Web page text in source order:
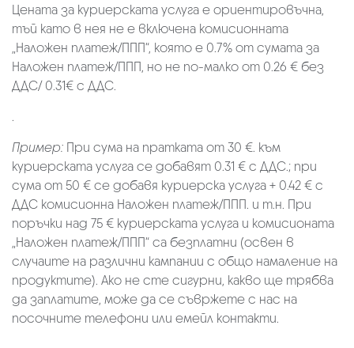
Цената за куриерската услуга е ориентировъчна,
тъй като в нея не е включена комисионната
„Наложен платеж/ППП“, която е 0.7% от сумата за
Наложен платеж/ППП, но не по-малко от 0.26 € без
ДДС/ 0.31€ с ДДС.
.
Пример: При сума на пратката от 30 €. към
куриерската услуга се добавят 0.31 € с ДДС.; при
сума от 50 € се добавя куриерска услуга + 0.42 € с
ДДС комисионна Наложен платеж/ППП. и т.н. При
поръчки над 75 € куриерската услуга и комисионата
„Наложен платеж/ППП“ са безплатни (освен в
случаите на различни кампании с общо намаление на
продуктите). Ако не сте сигурни, какво ще трябва
да заплатите, може да се съвржете с нас на
посочните телефони или емейл контакти.